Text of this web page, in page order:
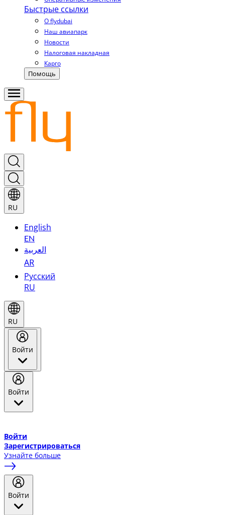
Быстрые ссылки
О flydubai
Наш авиапарк
Новости
Налоговая накладная
Карго
Помощь
RU
English
EN
العربية
AR
Русский
RU
RU
Войти
Войти
Войти
Зарегистрироваться
Узнайте больше
Войти